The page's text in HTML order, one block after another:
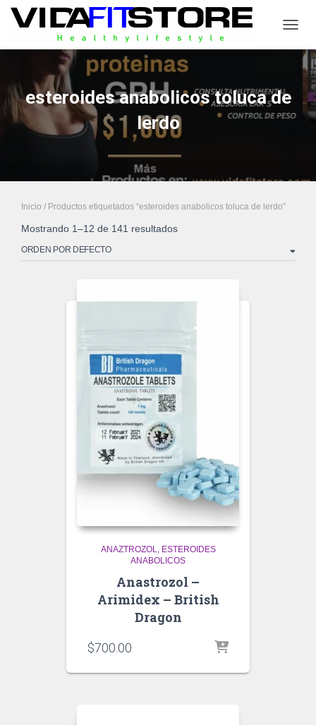
esteroides anabolicos toluca de
lerdo
Inicio / Productos etiquetados “esteroides anabolicos toluca de lerdo”
Mostrando 1–12 de 141 resultados
ANAZTROZOL
ESTEROIDES
ANABOLICOS
Anastrozol –
Arimidex – British
Dragon
$700.00